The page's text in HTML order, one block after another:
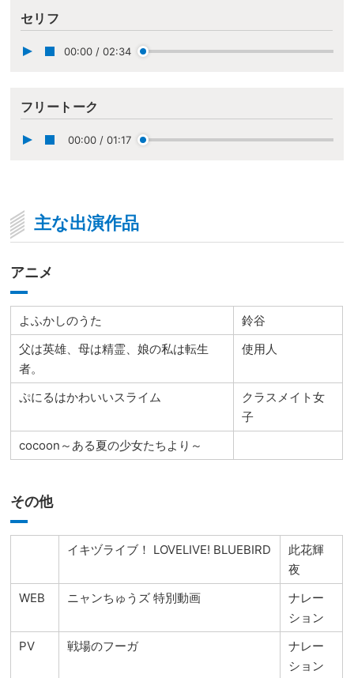
セリフ
00:00 / 02:34
フリートーク
00:00 / 01:17
主な出演作品
アニメ
よふかしのうた
鈴谷
父は英雄、母は精霊、娘の私は転生
者。
使用人
ぷにるはかわいいスライム
クラスメイト女
子
cocoon～ある夏の少女たちより～
その他
イキヅライブ！ LOVELIVE! BLUEBIRD
此花輝
夜
WEB
ニャンちゅうズ 特別動画
ナレー
ション
PV
戦場のフーガ
ナレー
ション